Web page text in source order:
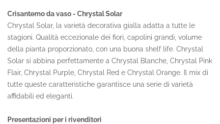
Crisantemo da vaso - Chrystal Solar
Chrystal Solar, la varietà decorativa gialla adatta a tutte le
stagioni. Qualità eccezionale dei fiori, capolini grandi, volume
della pianta proporzionato, con una buona shelf life. Chrystal
Solar si abbina perfettamente a Chrystal Blanche, Chrystal Pink
Flair, Chrystal Purple, Chrystal Red e Chrystal Orange. Il mix di
tutte queste caratteristiche garantisce una serie di varietà
affidabili ed eleganti.
Presentazioni per i rivenditori